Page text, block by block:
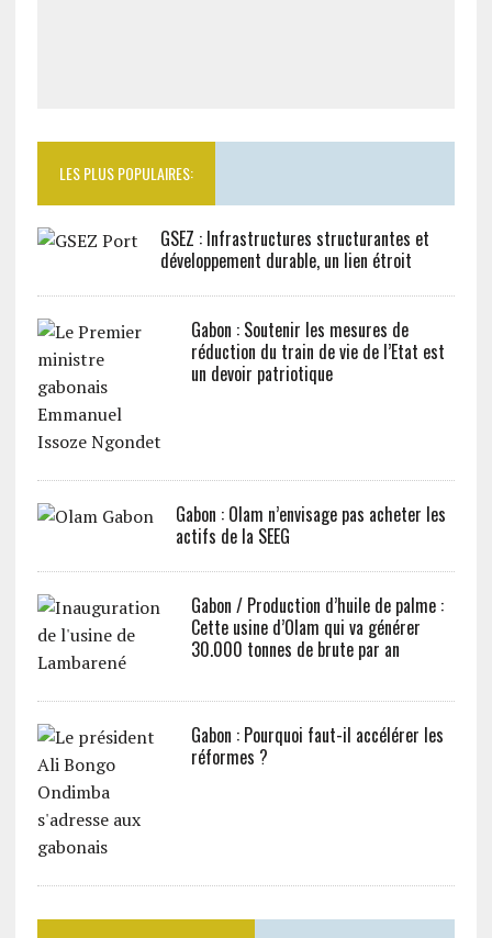
LES PLUS POPULAIRES:
GSEZ : Infrastructures structurantes et
développement durable, un lien étroit
Gabon : Soutenir les mesures de
réduction du train de vie de l’Etat est
un devoir patriotique
Gabon : Olam n’envisage pas acheter les
actifs de la SEEG
Gabon / Production d’huile de palme :
Cette usine d’Olam qui va générer
30.000 tonnes de brute par an
Gabon : Pourquoi faut-il accélérer les
réformes ?